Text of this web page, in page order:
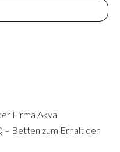
Firma Akva.
– Betten zum Erhalt der